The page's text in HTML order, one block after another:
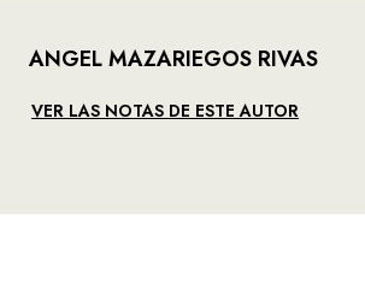
ANGEL MAZARIEGOS RIVAS
VER LAS NOTAS DE ESTE AUTOR